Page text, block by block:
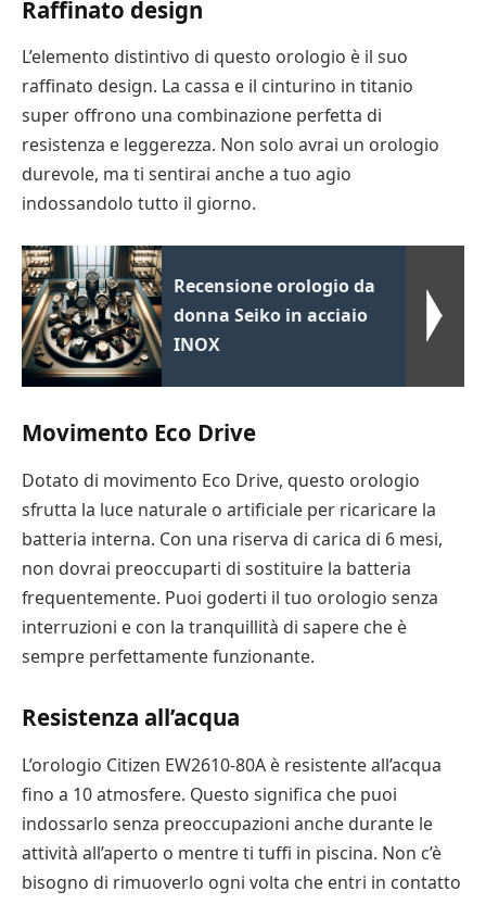
Raffinato design
L’elemento distintivo di questo orologio è il suo
raffinato design. La cassa e il cinturino in titanio
super offrono una combinazione perfetta di
resistenza e leggerezza. Non solo avrai un orologio
durevole, ma ti sentirai anche a tuo agio
indossandolo tutto il giorno.
Recensione orologio da
donna Seiko in acciaio
INOX
Movimento Eco Drive
Dotato di movimento Eco Drive, questo orologio
sfrutta la luce naturale o artificiale per ricaricare la
batteria interna. Con una riserva di carica di 6 mesi,
non dovrai preoccuparti di sostituire la batteria
frequentemente. Puoi goderti il tuo orologio senza
interruzioni e con la tranquillità di sapere che è
sempre perfettamente funzionante.
Resistenza all’acqua
L’orologio Citizen EW2610-80A è resistente all’acqua
fino a 10 atmosfere. Questo significa che puoi
indossarlo senza preoccupazioni anche durante le
attività all’aperto o mentre ti tuffi in piscina. Non c’è
bisogno di rimuoverlo ogni volta che entri in contatto